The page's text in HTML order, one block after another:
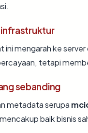
infrastruktur
ini mengarah ke server
tetapi
sebanding
metadata serupa
baik bisnis